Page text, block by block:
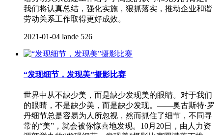
我们将认真总结，强化实施，狠抓落实，推动企业和谐
劳动关系工作取得更好成效。
2021-01-04 lande 526
“发现细节，发现美”摄影比赛
世界中从不缺少美，而是缺少发现美的眼睛。对于我们
的眼睛，不是缺少美，而是缺少发现。——奥古斯特·罗
丹细节总是容易为人所忽视，然而抓住了细节，不同寻
常的“美”，就会被你惊喜地发现。10月20日，由人力资